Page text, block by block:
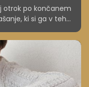
otrok po končanem
ki si ga v teh
je največ
varilcih,
dela je v današnji
zato je zelo težko
bodo imela